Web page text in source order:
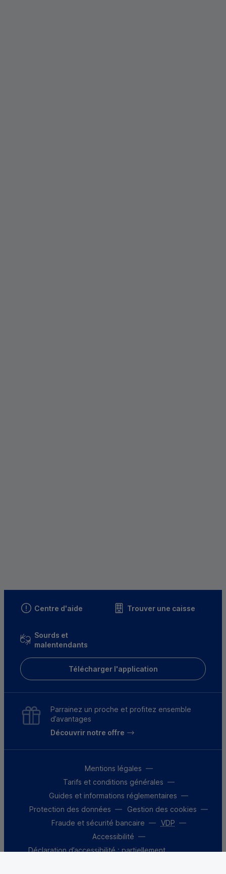
Centre d'aide Trouver une caisse
Sourds et
malentendants
Télécharger l'application
Parrainez un proche et profitez ensemble
d’avantages
Découvrir notre offre
Mentions légales
Tarifs et conditions générales
Guides et informations réglementaires
Protection des données
Gestion des cookies
Fraude et sécurité bancaire
VDP
Accessibilité
Déclaration d’accessibilité : partiellement